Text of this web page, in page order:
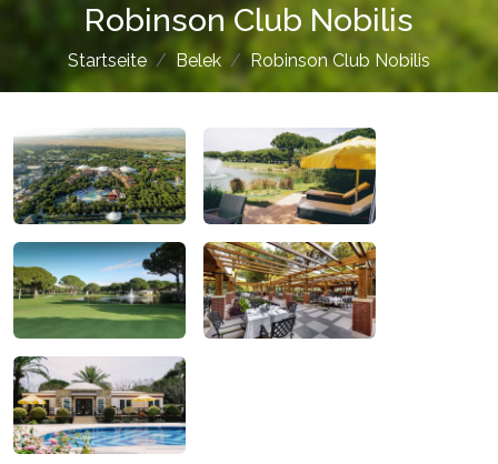
Robinson Club Nobilis
Startseite Belek Robinson Club Nobilis